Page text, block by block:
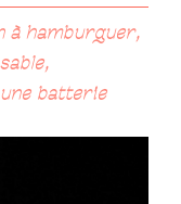
à hamburguer,
batterie